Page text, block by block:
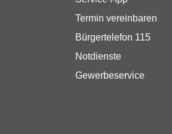
Termin vereinbaren
Bürgertelefon 115
Notdienste
Gewerbeservice